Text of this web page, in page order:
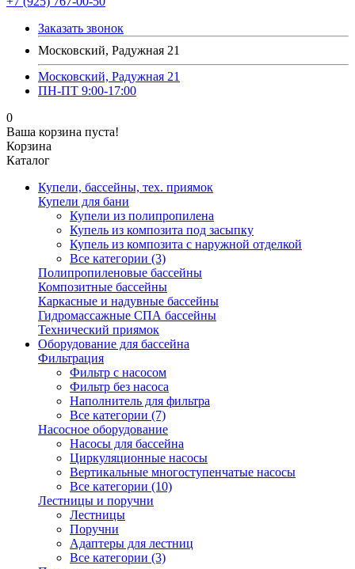
Заказать звонок
Московский, Радужная 21
Московский, Радужная 21
ПН-ПТ 9:00-17:00
0
Ваша корзина пуста!
Корзина
Каталог
Купели, бассейны, тех. приямок
Купели для бани
Купели из полипропилена
Купель из композита под засыпку
Купель из композита с наружной отделкой
Все категории (3)
Полипропиленовые бассейны
Композитные бассейны
Каркасные и надувные бассейны
Гидромассажные СПА бассейны
Технический приямок
Оборудование для бассейна
Фильтрация
Фильтр с насосом
Фильтр без насоса
Наполнитель для фильтра
Все категории (7)
Насосное оборудование
Насосы для бассейна
Циркуляционные насосы
Вертикальные многоступенчатые насосы
Все категории (10)
Лестницы и поручни
Лестницы
Поручни
Адаптеры для лестниц
Все категории (3)